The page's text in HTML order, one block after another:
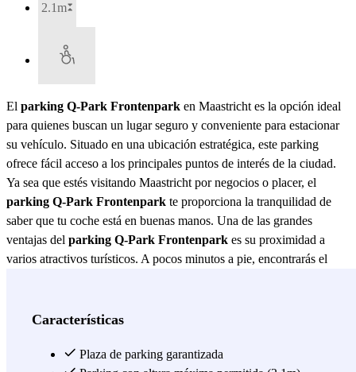
2.1m
El parking Q-Park Frontenpark en Maastricht es la opción ideal
para quienes buscan un lugar seguro y conveniente para estacionar
su vehículo. Situado en una ubicación estratégica, este parking
ofrece fácil acceso a los principales puntos de interés de la ciudad.
Ya sea que estés visitando Maastricht por negocios o placer, el
parking Q-Park Frontenpark te proporciona la tranquilidad de
saber que tu coche está en buenas manos. Una de las grandes
ventajas del parking Q-Park Frontenpark es su proximidad a
varios atractivos turísticos. A pocos minutos a pie, encontrarás el
cafeterías. Además, el famoso parque Frontenpark, un lugar perfecto
Q-Park Frontenparksea una excelente opción para aquellos que
Características
Plaza de parking garantizada